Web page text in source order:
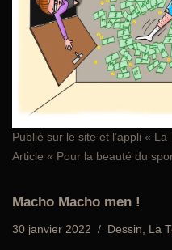
Publié sur le site et l’appli « La
Article « Pour la beauté du
Macho Macho men !
30 janvier 2022 Dessin, La